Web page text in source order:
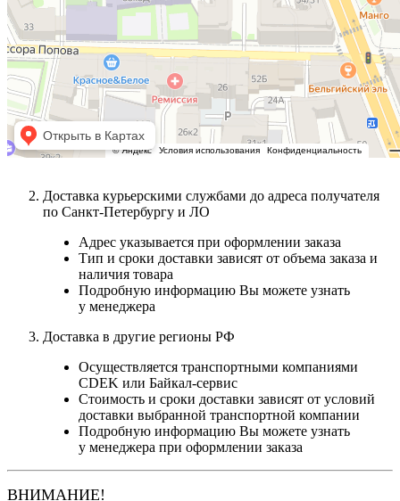
Доставка курьерскими службами до адреса получателя
по Санкт-Петербургу и ЛО
Адрес указывается при оформлении заказа
Тип и сроки доставки зависят от объема заказа и
наличия товара
Подробную информацию Вы можете узнать
у менеджера
Доставка в другие регионы РФ
Осуществляется транспортными компаниями
CDEK или Байкал-сервис
Стоимость и сроки доставки зависят от условий
доставки выбранной транспортной компании
Подробную информацию Вы можете узнать
у менеджера при оформлении заказа
ВНИМАНИЕ!